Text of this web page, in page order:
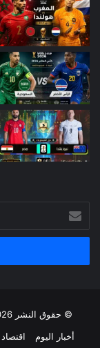
بريدك
الإلكتروني
© حقوق النشر 2026, جميع الحقوق محفوظة |
أخبار اليوم
اقتصاد